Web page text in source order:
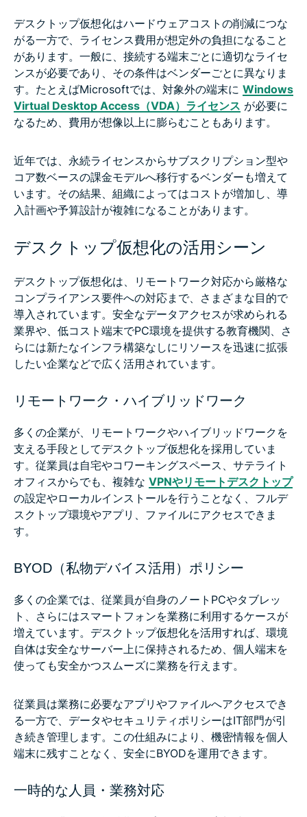
デスクトップ仮想化はハードウェアコストの削減につな
がる一方で、ライセンス費用が想定外の負担になること
があります。一般に、接続する端末ごとに適切なライセ
ンスが必要であり、その条件はベンダーごとに異なりま
す。たとえばMicrosoftでは、対象外の端末に Windows
Virtual Desktop Access（VDA）ライセンス が必要に
なるため、費用が想像以上に膨らむこともあります。
近年では、永続ライセンスからサブスクリプション型や
コア数ベースの課金モデルへ移行するベンダーも増えて
います。その結果、組織によってはコストが増加し、導
入計画や予算設計が複雑になることがあります。
デスクトップ仮想化の活用シーン
デスクトップ仮想化は、リモートワーク対応から厳格な
コンプライアンス要件への対応まで、さまざまな目的で
導入されています。安全なデータアクセスが求められる
業界や、低コスト端末でPC環境を提供する教育機関、さ
らには新たなインフラ構築なしにリソースを迅速に拡張
したい企業などで広く活用されています。
リモートワーク・ハイブリッドワーク
多くの企業が、リモートワークやハイブリッドワークを
支える手段としてデスクトップ仮想化を採用していま
す。従業員は自宅やコワーキングスペース、サテライト
オフィスからでも、複雑な VPNやリモートデスクトップ
の設定やローカルインストールを行うことなく、フルデ
スクトップ環境やアプリ、ファイルにアクセスできま
す。
BYOD（私物デバイス活用）ポリシー
多くの企業では、従業員が自身のノートPCやタブレッ
ト、さらにはスマートフォンを業務に利用するケースが
増えています。デスクトップ仮想化を活用すれば、環境
自体は安全なサーバー上に保持されるため、個人端末を
使っても安全かつスムーズに業務を行えます。
従業員は業務に必要なアプリやファイルへアクセスでき
る一方で、データやセキュリティポリシーはIT部門が引
き続き管理します。この仕組みにより、機密情報を個人
端末に残すことなく、安全にBYODを運用できます。
一時的な人員・業務対応